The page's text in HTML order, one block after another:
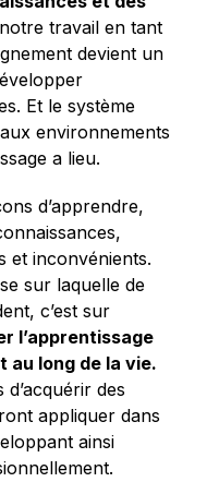
travail en tant
devient un
Et le système
environnements
a lieu.
d’apprendre,
et inconvénients.
sur laquelle de
c’est sur
l’apprentissage
au long de la vie.
des
appliquer dans
ainsi